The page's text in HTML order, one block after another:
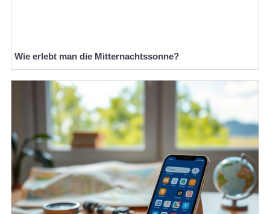
Wie erlebt man die Mitternachtssonne?